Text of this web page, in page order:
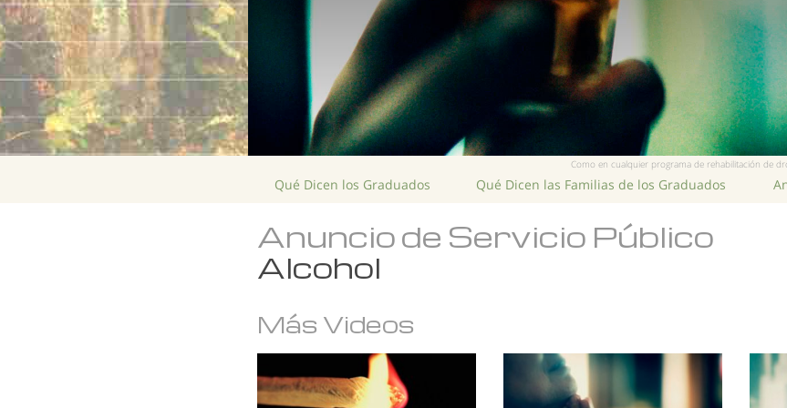
Como en cualquier programa de rehabilitación de
Qué Dicen los Graduados Qué Dicen las Familias de los Graduados
Anuncio de Servicio Público
Alcohol
Más Videos